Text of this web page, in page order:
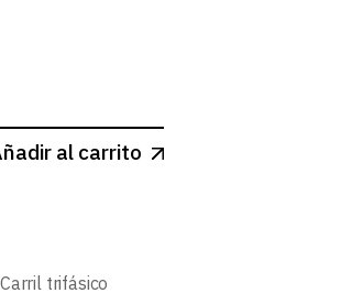
NEGRO MATE cantidad
al carrito
Carril trifásico